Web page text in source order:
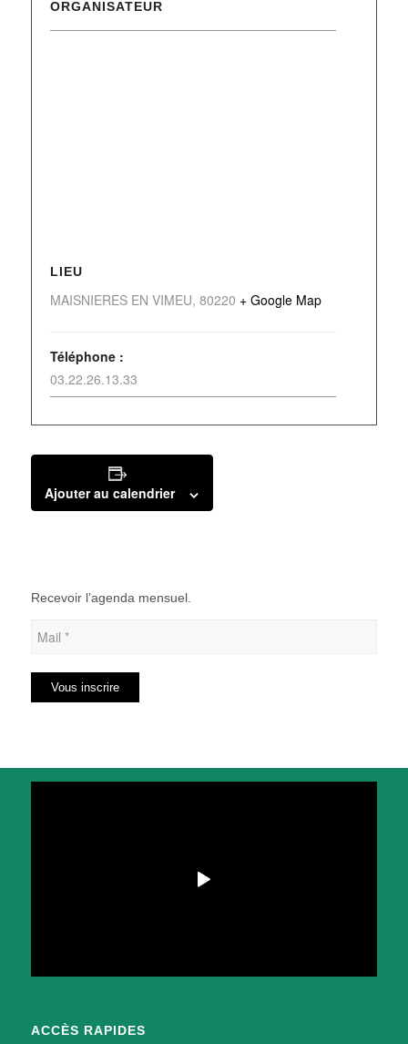
ORGANISATEUR
LIEU
MAISNIERES EN VIMEU, 80220 + Google Map
Téléphone :
03.22.26.13.33
Ajouter au calendrier
Recevoir l’agenda mensuel.
ACCÈS RAPIDES